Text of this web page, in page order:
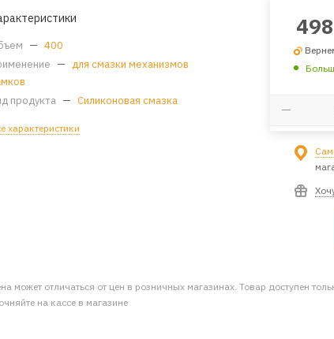
— 400
— для смазки механизмов
продукта — Силиконовая смазка
характеристики
498
может отличаться от цен в розничных магазинах. Товар доступен
на кассе в магазине